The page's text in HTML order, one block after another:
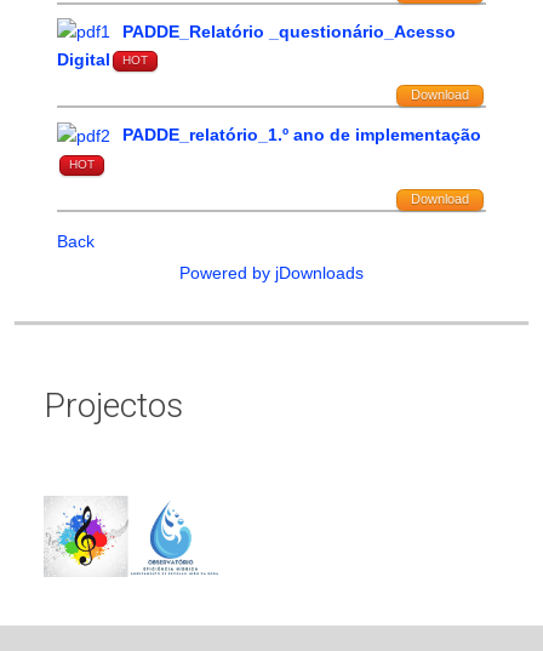
PADDE_Relatório _questionário_Acesso
Digital
HOT
Download
PADDE_relatório_1.º ano de implementação
HOT
Download
Back
Powered by jDownloads
Projectos